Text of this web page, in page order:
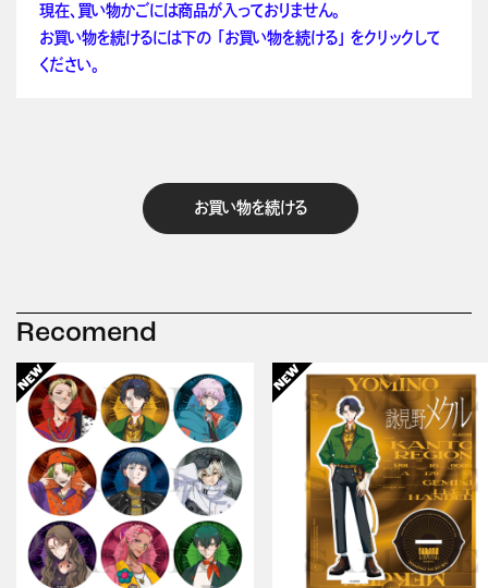
現在、買い物かごには商品が入っておりません。
お買い物を続けるには下の 「お買い物を続ける」 をクリックして
ください。
お買い物を続ける
Recomend